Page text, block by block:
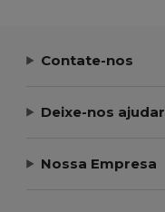
Contate-nos
Deixe-nos ajudar
Nossa Empresa